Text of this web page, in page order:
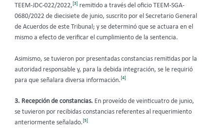
TEEM-JDC-022/2022,[3] remitido a través del oficio TEEM-SGA-
0680/2022 de diecisiete de junio, suscrito por el Secretario General
de Acuerdos de este Tribunal; y se determinó que se actuara en el
mismo a efecto de verificar el cumplimiento de la sentencia.
Asimismo, se tuvieron por presentadas constancias remitidas por la
autoridad responsable y, para la debida integración, se le requirió
para que señalara diversa información. [4]
3. Recepción de constancias. En proveído de veinticuatro de junio,
se tuvieron por recibidas constancias referentes al requerimiento
anteriormente señalado.[5]